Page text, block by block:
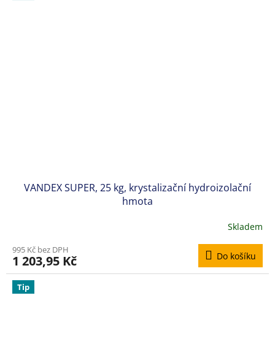
VANDEX SUPER, 25 kg, krystalizační hydroizolační
hmota
Skladem
995 Kč bez DPH
1 203,95 Kč Do košíku
Tip